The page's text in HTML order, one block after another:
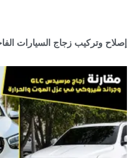
إصلاح وتركيب زجاج السيارات